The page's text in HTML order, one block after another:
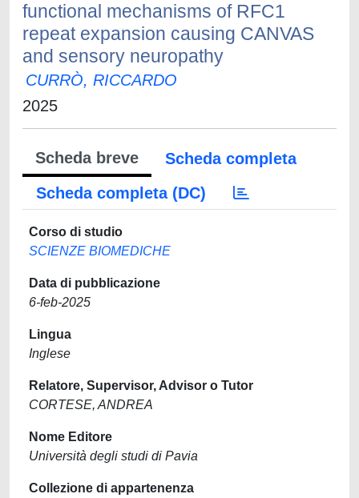
functional mechanisms of RFC1
repeat expansion causing CANVAS
and sensory neuropathy
CURRÒ, RICCARDO
2025
Scheda breve
Scheda completa
Scheda completa (DC)
Corso di studio
SCIENZE BIOMEDICHE
Data di pubblicazione
6-feb-2025
Lingua
Inglese
Relatore, Supervisor, Advisor o Tutor
CORTESE, ANDREA
Nome Editore
Università degli studi di Pavia
Collezione di appartenenza